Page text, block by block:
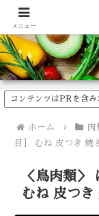
食品のカロリー
コンテンツはPRを含み
ホーム 肉
目］ むね 皮つき 焼
＜鳥肉類＞
むね 皮つき
メニュー